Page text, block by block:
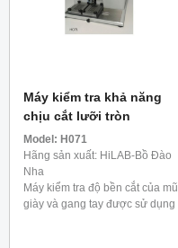
Máy kiểm tra khả năng
chịu cắt lưỡi tròn
Model: H071
Hãng sản xuất: HiLAB-Bồ Đào
Nha
Máy kiểm tra độ bền cắt của mũ
giày và gang tay được sử dụng